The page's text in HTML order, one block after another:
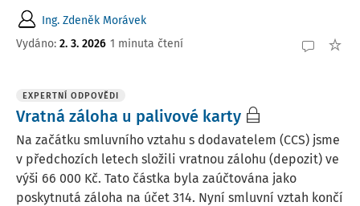
Ing. Zdeněk Morávek
Vydáno: 2. 3. 2026 1 minuta čtení
EXPERTNÍ ODPOVĚDI
Vratná záloha u palivové karty
Na začátku smluvního vztahu s dodavatelem (CCS) jsme
v předchozích letech složili vratnou zálohu (depozit) ve
výši 66 000 Kč. Tato částka byla zaúčtována jako
poskytnutá záloha na účet 314. Nyní smluvní vztah končí